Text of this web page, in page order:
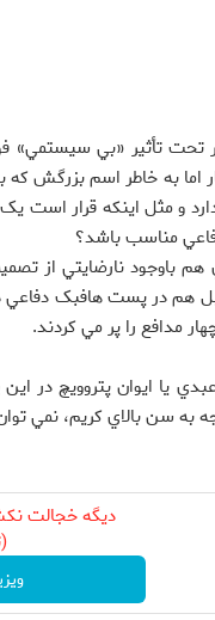
تأثير «بي سيستمي»
اما به خاطر اسم بزرگش
و مثل اينکه قرار
مناسب باشد؟
هم باوجود نارضايتي از
پست هافبک دفاعي دچار
مدافع را پر مي کردند.
يا ايوان پتروويچ در
به سن بالاي کريم، نمي
دیگه خجالت